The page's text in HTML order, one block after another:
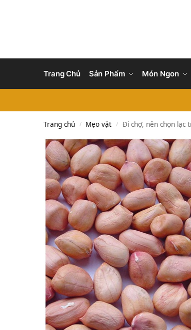
Trang Chủ Sản Phẩm Món Ngon
Trang chủ / Mẹo vặt / Đi chợ, nên chọn lạc